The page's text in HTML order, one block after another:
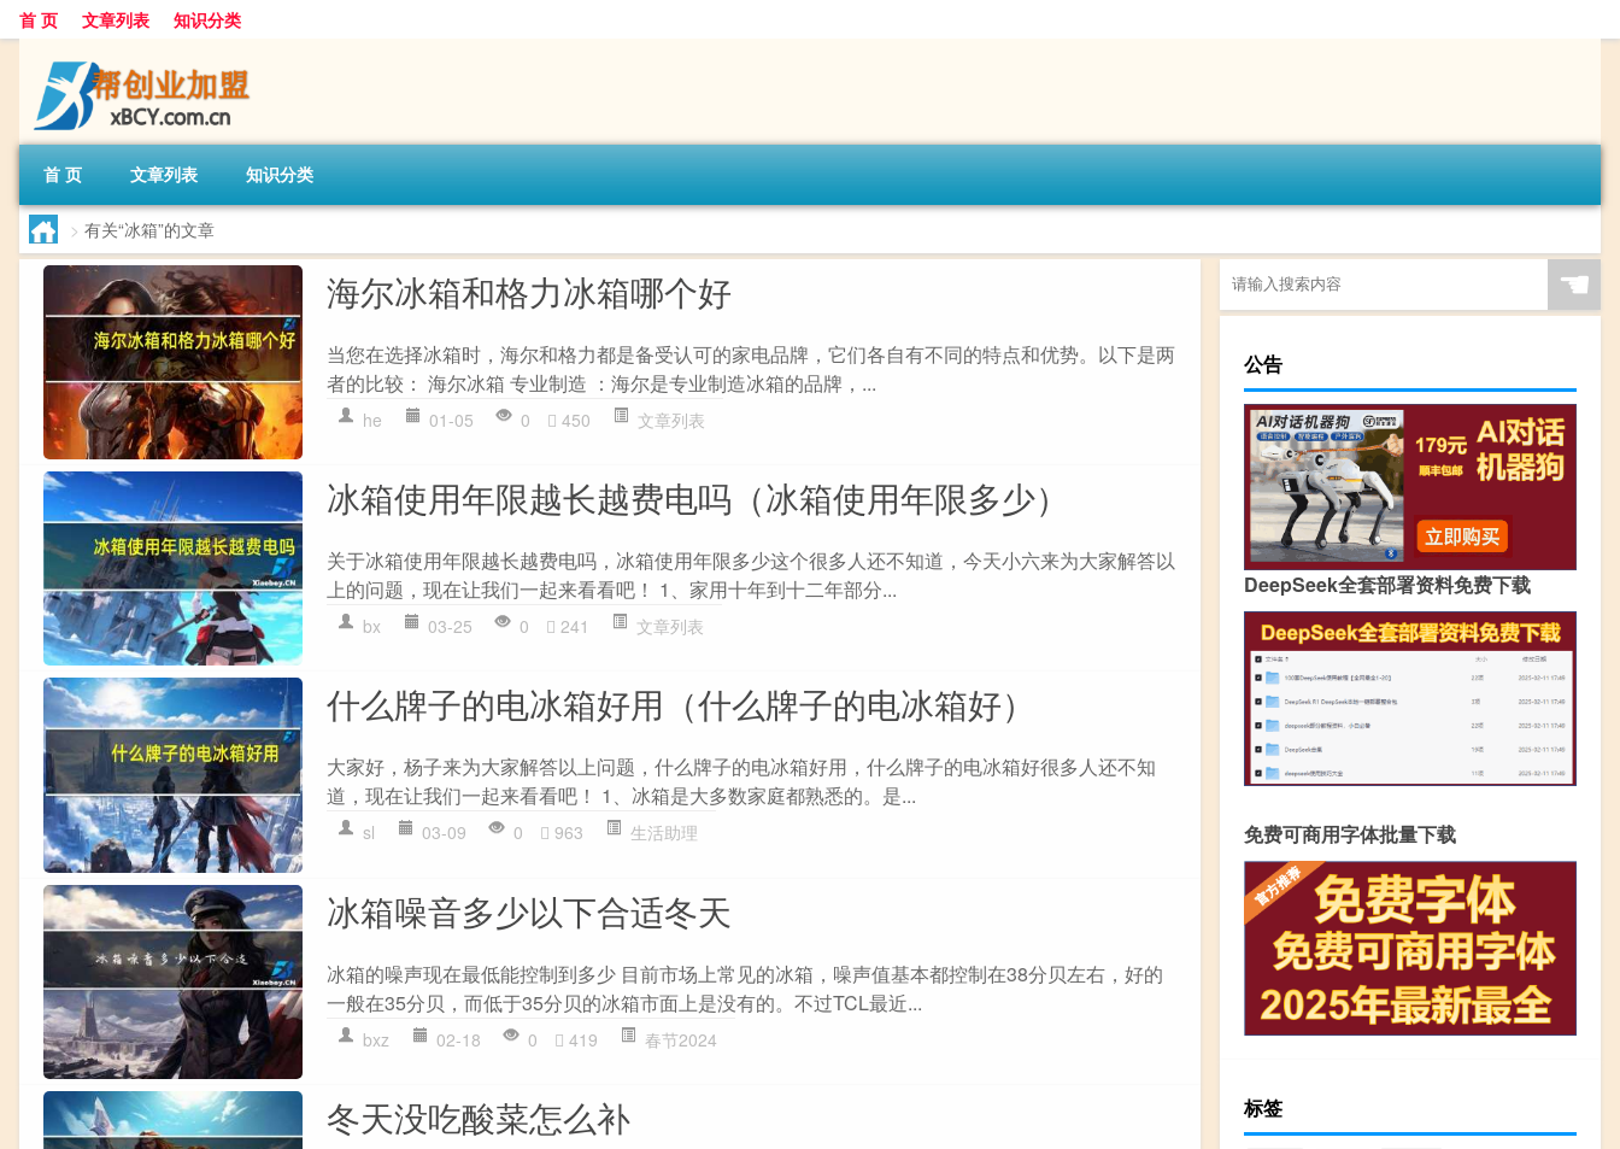
首 页 文章列表 知识分类
首 页 文章列表 知识分类
> 有关“冰箱”的文章
海尔冰箱和格力冰箱哪个好
当您在选择冰箱时，海尔和格力都是备受认可的家电品牌，它们各自有不同的特点和优势。以下是两
者的比较： 海尔冰箱 专业制造 ：海尔是专业制造冰箱的品牌，...
he 01-05 0 450 文章列表
冰箱使用年限越长越费电吗（冰箱使用年限多少）
关于冰箱使用年限越长越费电吗，冰箱使用年限多少这个很多人还不知道，今天小六来为大家解答以
上的问题，现在让我们一起来看看吧！ 1、家用十年到十二年部分...
bx 03-25 0 241 文章列表
什么牌子的电冰箱好用（什么牌子的电冰箱好）
大家好，杨子来为大家解答以上问题，什么牌子的电冰箱好用，什么牌子的电冰箱好很多人还不知
道，现在让我们一起来看看吧！ 1、冰箱是大多数家庭都熟悉的。是...
sl 03-09 0 963 生活助理
冰箱噪音多少以下合适冬天
冰箱的噪声现在最低能控制到多少 目前市场上常见的冰箱，噪声值基本都控制在38分贝左右，好的
一般在35分贝，而低于35分贝的冰箱市面上是没有的。不过TCL最近...
bxz 02-18 0 419 春节2024
冬天没吃酸菜怎么补
☚
公告
DeepSeek全套部署资料免费下载
免费可商用字体批量下载
标签